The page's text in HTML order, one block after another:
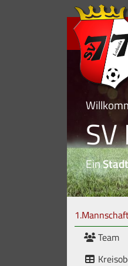
SV
Ein
Team